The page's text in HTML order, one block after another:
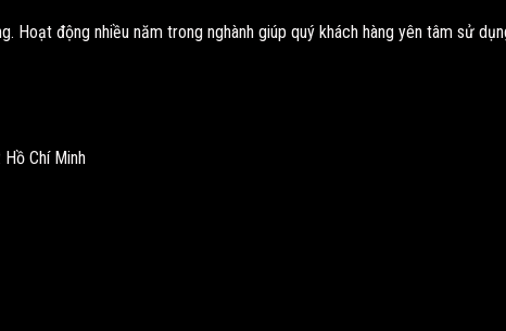
động nhiều năm trong nghành giúp quý khách hàng yên tâm sử
Chí Minh